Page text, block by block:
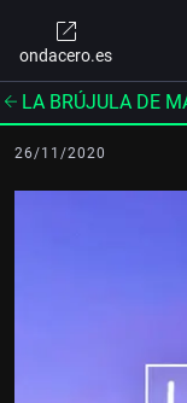
ondacero.es
LA BRÚJULA DE
26/11/2020